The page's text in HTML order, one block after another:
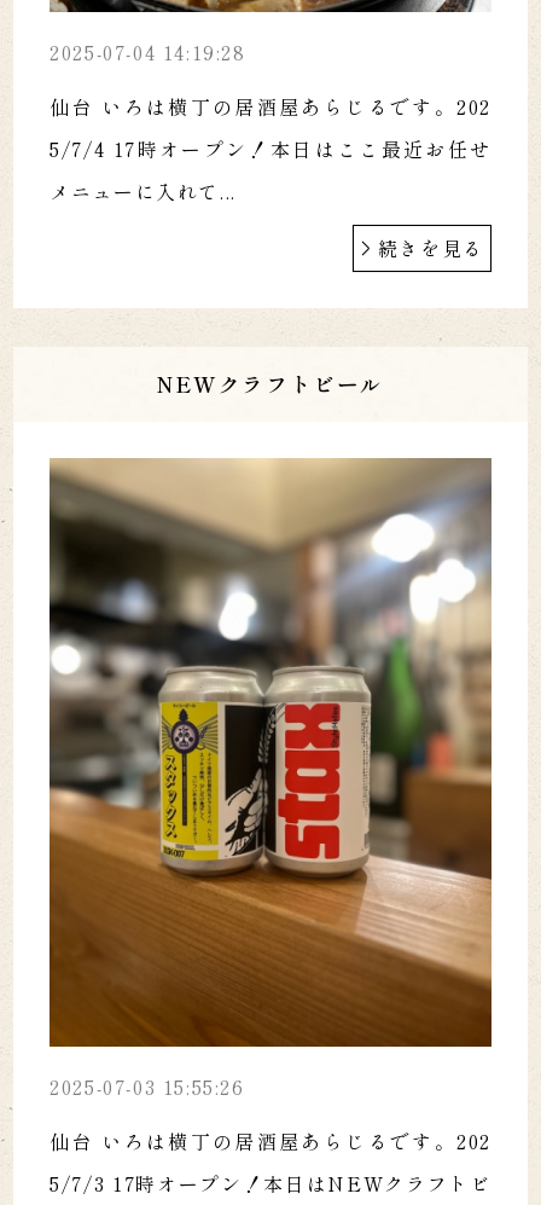
2025-07-04 14:19:28
仙台 いろは横丁の居酒屋あらじるです。202
5/7/4 17時オープン！本日はここ最近お任せ
メニューに入れて...
続きを見る
NEWクラフトビール
2025-07-03 15:55:26
仙台 いろは横丁の居酒屋あらじるです。202
5/7/3 17時オープン！本日はNEWクラフトビ